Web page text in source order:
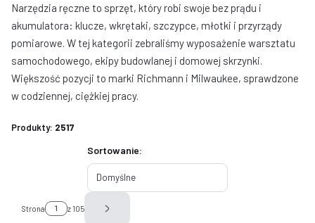
Narzędzia ręczne to sprzęt, który robi swoje bez prądu i
akumulatora: klucze, wkrętaki, szczypce, młotki i przyrządy
pomiarowe. W tej kategorii zebraliśmy wyposażenie warsztatu
samochodowego, ekipy budowlanej i domowej skrzynki.
Większość pozycji to marki Richmann i Milwaukee, sprawdzone
w codziennej, ciężkiej pracy.
Produkty: 2517
Lista produktówSortowanie:
Domyślne
Strona z 105 Następne produkty